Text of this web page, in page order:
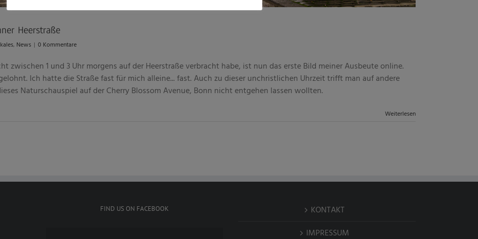
Heerstraße
, News | 0 Kommentare
zwischen 1 und 3 Uhr morgens auf der Heerstraße verbracht habe, ist nun das erste Bild meiner Ausbeute online.
Ich hatte die Straße fast für mich alleine... fast. Auch zu dieser unchristlichen Uhrzeit trifft man auf andere
Naturschauspiel auf der Cherry Blossom Avenue, Bonn nicht entgehen lassen wollten.
Weiterlesen
FIND US ON FACEBOOK KONTAKT
IMPRESSUM